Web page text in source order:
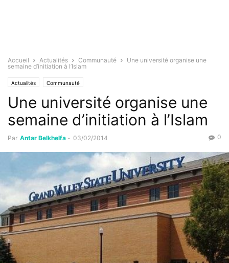
Accueil Actualités Communauté
Une université organise une
semaine d’initiation à l’Islam
Actualités Communauté
Une université organise une
semaine d’initiation à l’Islam
Par Antar Belkhelfa - 03/02/2014 0